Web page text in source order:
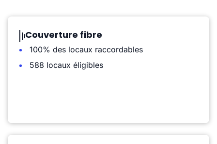
Couverture fibre
100% des locaux raccordables
588 locaux éligibles